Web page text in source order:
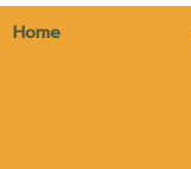
Home